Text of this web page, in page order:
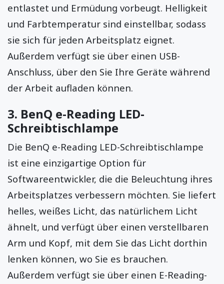
entlastet und Ermüdung vorbeugt. Helligkeit
und Farbtemperatur sind einstellbar, sodass
sie sich für jeden Arbeitsplatz eignet.
Außerdem verfügt sie über einen USB-
Anschluss, über den Sie Ihre Geräte während
der Arbeit aufladen können.
3. BenQ e-Reading LED-
Schreibtischlampe
Die BenQ e-Reading LED-Schreibtischlampe
ist eine einzigartige Option für
Softwareentwickler, die die Beleuchtung ihres
Arbeitsplatzes verbessern möchten. Sie liefert
helles, weißes Licht, das natürlichem Licht
ähnelt, und verfügt über einen verstellbaren
Arm und Kopf, mit dem Sie das Licht dorthin
lenken können, wo Sie es brauchen.
Außerdem verfügt sie über einen E-Reading-